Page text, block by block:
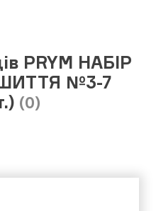
PRYM НАБІР
№3-7
(0)